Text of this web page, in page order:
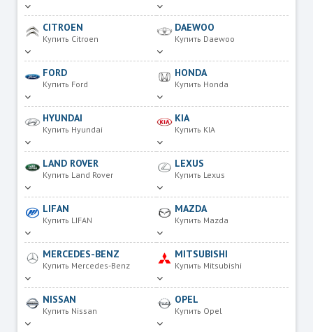
CITROEN
Купить Citroen
DAEWOO
Купить Daewoo
FORD
Купить Ford
HONDA
Купить Honda
HYUNDAI
Купить Hyundai
KIA
Купить KIA
LAND ROVER
Купить Land Rover
LEXUS
Купить Lexus
LIFAN
Купить LIFAN
MAZDA
Купить Mazda
MERCEDES-BENZ
Купить Mercedes-Benz
MITSUBISHI
Купить Mitsubishi
NISSAN
Купить Nissan
OPEL
Купить Opel